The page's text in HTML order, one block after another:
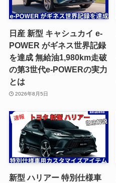
日産 新型 キャシュカイ e-
POWER がギネス世界記録
を達成 無給油1,980km走破
の第3世代e-POWERの実力
とは
2026年8月5日
新型 ハリアー 特別仕様車